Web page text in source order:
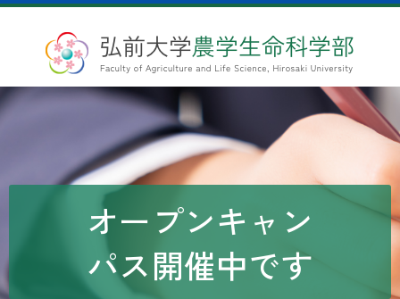
オープンキャン
パス開催中です